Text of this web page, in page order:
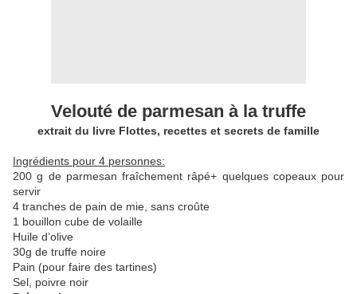
Velouté de parmesan à la truffe
extrait du livre Flottes, recettes et secrets de famille
Ingrédients pour 4 personnes:
200 g de parmesan fraîchement râpé+ quelques copeaux pour
servir
4 tranches de pain de mie, sans croûte
1 bouillon cube de volaille
Huile d’olive
30g de truffe noire
Pain (pour faire des tartines)
Sel, poivre noir